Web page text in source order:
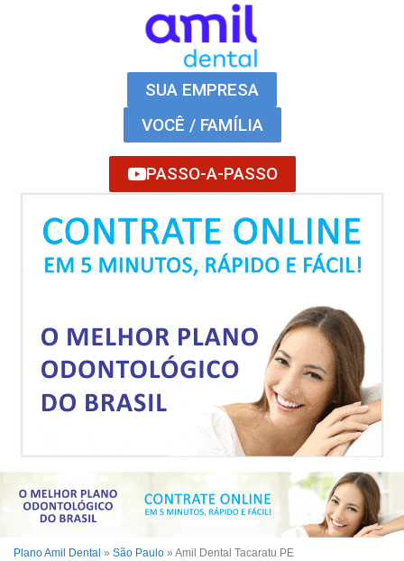
SUA EMPRESA
VOCÊ / FAMÍLIA
PASSO-A-PASSO
Plano Amil Dental » São Paulo » Amil Dental Tacaratu PE